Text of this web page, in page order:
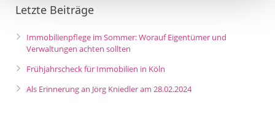
Letzte Beiträge
Immobilienpflege im Sommer: Worauf Eigentümer und
Verwaltungen achten sollten
Frühjahrscheck für Immobilien in Köln
Als Erinnerung an Jörg Kniedler am 28.02.2024